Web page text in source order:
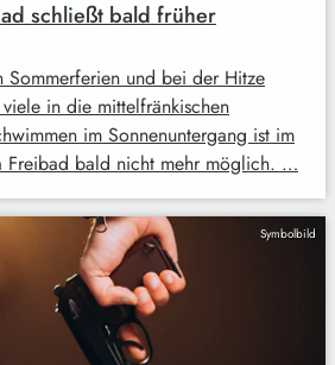
schließt bald früher
Sommerferien und bei der Hitze
in die mittelfränkischen
im Sonnenuntergang ist im
Freibad bald nicht mehr möglich. …
Symbolbild